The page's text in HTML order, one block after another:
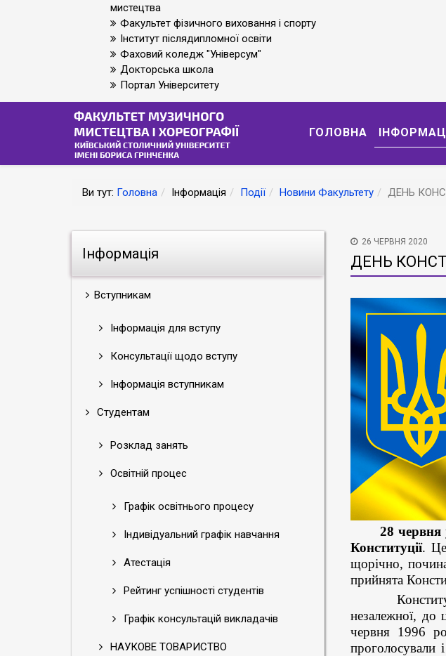
мистецтва
Факультет фізичного виховання і спорту
Інститут післядипломної освіти
Фаховий коледж "Універсум"
Докторська школа
Портал Університету
ГОЛОВНА
Ви тут: Головна Інформація Події Новини Факультету ДЕНЬ
Інформація
Вступникам
Інформація для вступу
Консультації щодо вступу
Інформація вступникам
Студентам
Розклад занять
Освітній процес
Графік освітнього процесу
Індивідуальний графік навчання
Атестація
Рейтинг успішності студентів
Графік консультацій викладачів
НАУКОВЕ ТОВАРИСТВО
26 ЧЕРВНЯ 2020
ДЕНЬ
28 червня
Конституції. Це
щорічно,
прийнята
Конституція
незалежної, до
червня 1996
проголосували